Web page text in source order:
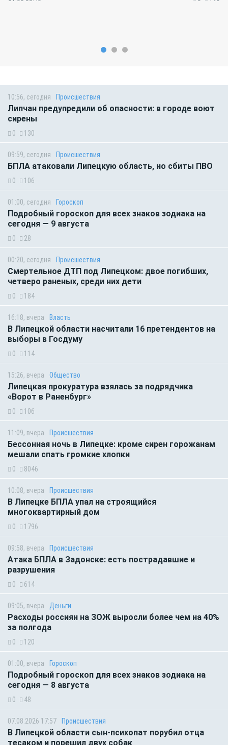
10:56, сегодня Происшествия
Липчан предупредили об опасности: в городе воют
сирены
0 130
09:59, сегодня Происшествия
БПЛА атаковали Липецкую область, но сбиты ПВО
0 106
01:00, сегодня Гороскоп
Подробный гороскоп для всех знаков зодиака на
сегодня — 9 августа
0 28
00:20, сегодня Происшествия
Смертельное ДТП под Липецком: двое погибших,
четверо раненых, среди них дети
0 184
16:18, вчера Власть
В Липецкой области насчитали 16 претендентов на
выборы в Госдуму
0 114
15:26, вчера Общество
Липецкая прокуратура взялась за подрядчика
«Ворот в Раненбург»
0 106
11:09, вчера Происшествия
Бессонная ночь в Липецке: кроме сирен горожанам
мешали спать громкие хлопки
0 8046
10:08, вчера Происшествия
В Липецке БПЛА упал на строящийся
многоквартирный дом
0 1796
09:58, вчера Происшествия
Атака БПЛА в Задонске: есть пострадавшие и
разрушения
0 614
09:05, вчера Деньги
Расходы россиян на ЗОЖ выросли более чем на 40%
за полгода
0 120
01:00, вчера Гороскоп
Подробный гороскоп для всех знаков зодиака на
сегодня — 8 августа
0 48
07.08.2026 17:57 Происшествия
В Липецкой области сын-психопат порубил отца
тесаком и порешил двух собак